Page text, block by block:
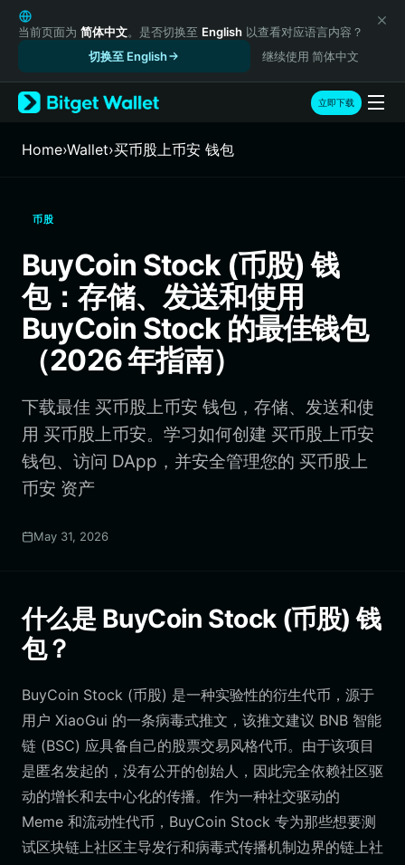
English
日本語
Русский
Español (Latinoamérica)
Türkçe
Italiano
繁體中文
Português (Portugal)
Bahasa Indonesia
ภาษาไทย
हिन्दी
Español
Português (Brasil)
Español (Argentina)
当前页面为 简体中文。是否切换至 English 以查看对应语言内容？
切换至 English
继续使用 简体中文
立即下载
Home›Wallet›买币股上币安 钱包
币股
BuyCoin Stock (币股) 钱
包：存储、发送和使用
BuyCoin Stock 的最佳钱包
（2026 年指南）
下载最佳 买币股上币安 钱包，存储、发送和使
用 买币股上币安。学习如何创建 买币股上币安
钱包、访问 DApp，并安全管理您的 买币股上
币安 资产
May 31, 2026
什么是 BuyCoin Stock (币股) 钱
包？
BuyCoin Stock (币股) 是一种实验性的衍生代币，源于
用户 XiaoGui 的一条病毒式推文，该推文建议 BNB 智能
链 (BSC) 应具备自己的股票交易风格代币。由于该项目
是匿名发起的，没有公开的创始人，因此完全依赖社区驱
动的增长和去中心化的传播。作为一种社交驱动的
Meme 和流动性代币，BuyCoin Stock 专为那些想要测
试区块链上社区主导发行和病毒式传播机制边界的链上社